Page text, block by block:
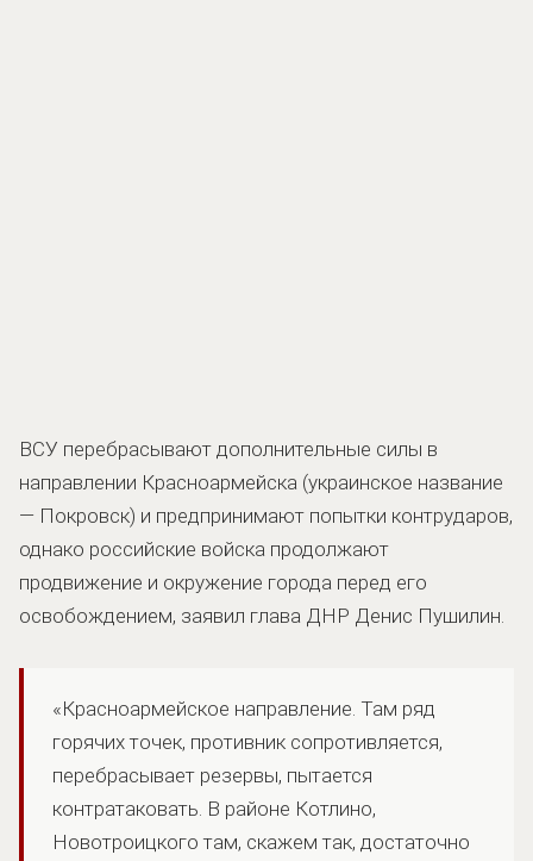
ВСУ перебрасывают дополнительные силы в
направлении Красноармейска (украинское название
— Покровск) и предпринимают попытки контрударов,
однако российские войска продолжают
продвижение и окружение города перед его
освобождением, заявил глава ДНР Денис Пушилин.
«Красноармейское направление. Там ряд
горячих точек, противник сопротивляется,
перебрасывает резервы, пытается
контратаковать. В районе Котлино,
Новотроицкого там, скажем так, достаточно